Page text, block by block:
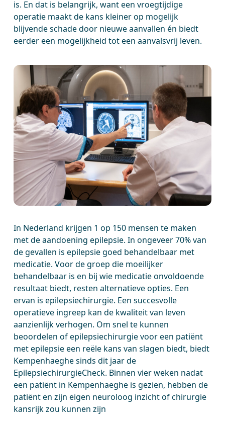
is. En dat is belangrijk, want een vroegtijdige
operatie maakt de kans kleiner op mogelijk
blijvende schade door nieuwe aanvallen én biedt
eerder een mogelijkheid tot een aanvalsvrij leven.
In Nederland krijgen 1 op 150 mensen te maken
met de aandoening epilepsie. In ongeveer 70% van
de gevallen is epilepsie goed behandelbaar met
medicatie. Voor de groep die moeilijker
behandelbaar is en bij wie medicatie onvoldoende
resultaat biedt, resten alternatieve opties. Een
ervan is epilepsiechirurgie. Een succesvolle
operatieve ingreep kan de kwaliteit van leven
aanzienlijk verhogen. Om snel te kunnen
beoordelen of epilepsiechirurgie voor een patiënt
met epilepsie een reële kans van slagen biedt, biedt
Kempenhaeghe sinds dit jaar de
EpilepsiechirurgieCheck. Binnen vier weken nadat
een patiënt in Kempenhaeghe is gezien, hebben de
patiënt en zijn eigen neuroloog inzicht of chirurgie
kansrijk zou kunnen zijn